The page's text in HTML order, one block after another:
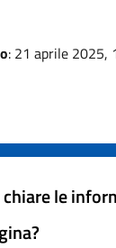
: 21 aprile 2025,
le